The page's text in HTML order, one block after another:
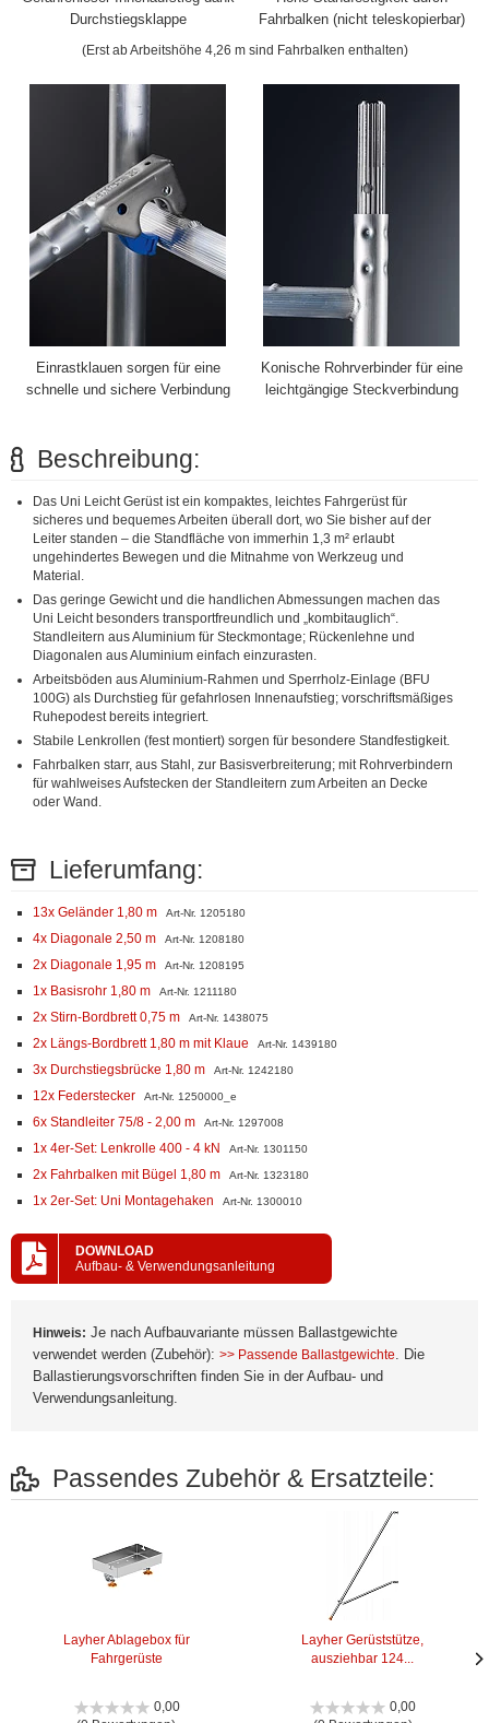
Durchstiegsklappe
Fahrbalken (nicht teleskopierbar)
(Erst ab Arbeitshöhe 4,26 m sind Fahrbalken enthalten)
Einrastklauen sorgen für eine
schnelle und sichere Verbindung
Konische Rohrverbinder für eine
leichtgängige Steckverbindung
Beschreibung:
Das Uni Leicht Gerüst ist ein kompaktes, leichtes Fahrgerüst für
sicheres und bequemes Arbeiten überall dort, wo Sie bisher auf der
Leiter standen – die Standfläche von immerhin 1,3 m² erlaubt
ungehindertes Bewegen und die Mitnahme von Werkzeug und
Material.
Das geringe Gewicht und die handlichen Abmessungen machen das
Uni Leicht besonders transportfreundlich und „kombitauglich“.
Standleitern aus Aluminium für Steckmontage; Rückenlehne und
Diagonalen aus Aluminium einfach einzurasten.
Arbeitsböden aus Aluminium-Rahmen und Sperrholz-Einlage (BFU
100G) als Durchstieg für gefahrlosen Innenaufstieg; vorschriftsmäßiges
Ruhepodest bereits integriert.
Stabile Lenkrollen (fest montiert) sorgen für besondere Standfestigkeit.
Fahrbalken starr, aus Stahl, zur Basisverbreiterung; mit Rohrverbindern
für wahlweises Aufstecken der Standleitern zum Arbeiten an Decke
oder Wand.
Lieferumfang:
13x Geländer 1,80 m Art-Nr. 1205180
4x Diagonale 2,50 m Art-Nr. 1208180
2x Diagonale 1,95 m Art-Nr. 1208195
1x Basisrohr 1,80 m Art-Nr. 1211180
2x Stirn-Bordbrett 0,75 m Art-Nr. 1438075
2x Längs-Bordbrett 1,80 m mit Klaue Art-Nr. 1439180
3x Durchstiegsbrücke 1,80 m Art-Nr. 1242180
12x Federstecker Art-Nr. 1250000_e
6x Standleiter 75/8 - 2,00 m Art-Nr. 1297008
1x 4er-Set: Lenkrolle 400 - 4 kN Art-Nr. 1301150
2x Fahrbalken mit Bügel 1,80 m Art-Nr. 1323180
1x 2er-Set: Uni Montagehaken Art-Nr. 1300010
DOWNLOAD
Aufbau- & Verwendungsanleitung
Hinweis: Je nach Aufbauvariante müssen Ballastgewichte
verwendet werden (Zubehör): >> Passende Ballastgewichte. Die
Ballastierungsvorschriften finden Sie in der Aufbau- und
Verwendungsanleitung.
Passendes Zubehör & Ersatzteile:
Layher Ablagebox für
Fahrgerüste
0,00
Layher Gerüststütze,
ausziehbar 124...
0,00